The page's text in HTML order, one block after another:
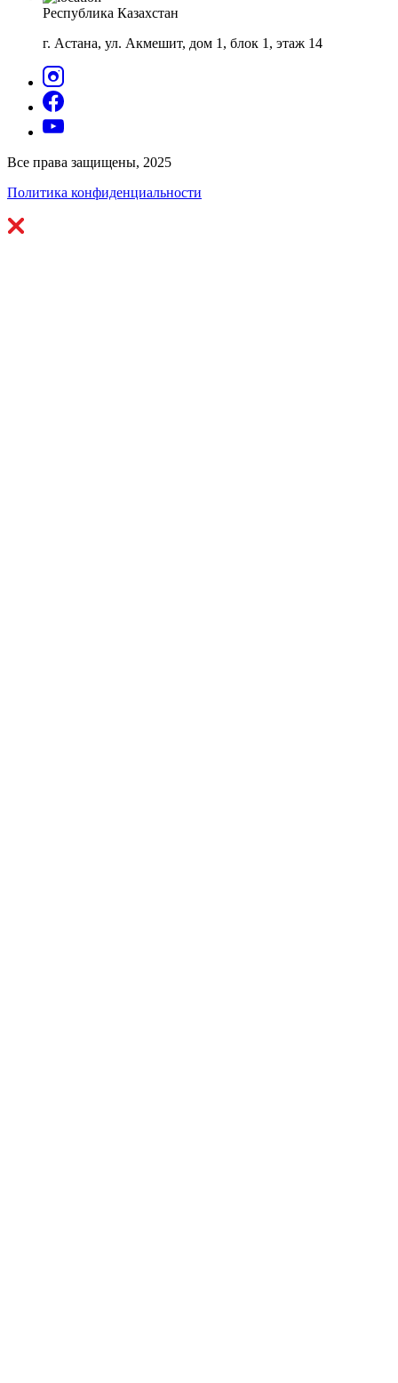
Республика Казахстан
г. Астана, ул. Акмешит, дом 1, блок 1, этаж 14
Все права защищены, 2025
Политика конфиденциальности